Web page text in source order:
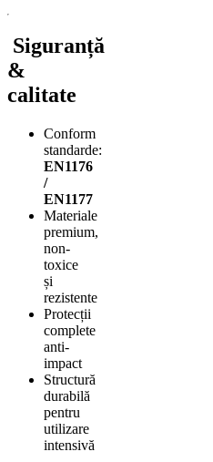
Siguranță
&
calitate
Conform
standarde:
EN1176
/
EN1177
Materiale
premium,
non-
toxice
și
rezistente
Protecții
complete
anti-
impact
Structură
durabilă
pentru
utilizare
intensivă